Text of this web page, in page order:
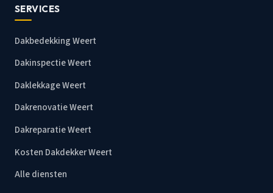
SERVICES
Dakbedekking Weert
Dakinspectie Weert
Daklekkage Weert
Dakrenovatie Weert
Dakreparatie Weert
Kosten Dakdekker Weert
Alle diensten